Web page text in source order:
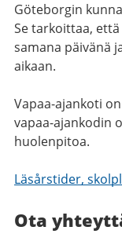
Göteborgin
Se tarkoittaa,
samana päivänä
aikaan.
Vapaa-ajankoti
vapaa-ajankodin
huolenpitoa.
Läsårstider,
Ota